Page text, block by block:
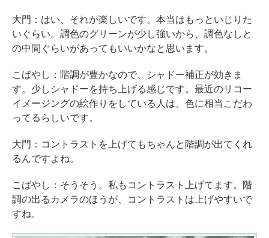
大門：はい、それが楽しいです。本当はもっといじりた
いぐらい。調色のグリーンが少し強いから、調色なしと
の中間ぐらいがあってもいいかなと思います。
こばやし：階調が豊かなので、シャドー補正が効きま
す。少しシャドーを持ち上げる感じです。最近のリコー
イメージングの絵作りをしている人は、色に相当こだわ
ってるらしいです。
大門：コントラストを上げてもちゃんと階調が出てくれ
るんですよね。
こばやし：そうそう。私もコントラスト上げてます。階
調の出るカメラのほうが、コントラストは上げやすいで
すね。